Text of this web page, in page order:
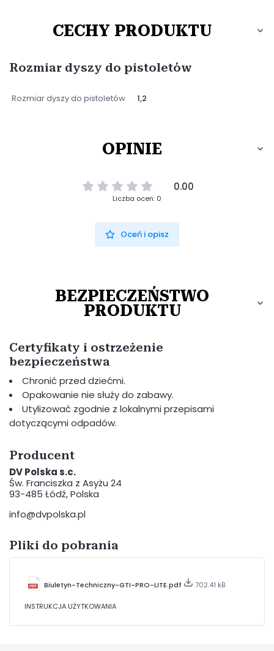
CECHY PRODUKTU
Rozmiar dyszy do pistoletów
Rozmiar dyszy do pistoletów 1,2
OPINIE
0.00
Liczba ocen: 0
Oceń i opisz
BEZPIECZEŃSTWO
PRODUKTU
Certyfikaty i ostrzeżenie
bezpieczeństwa
Chronić przed dziećmi.
Opakowanie nie służy do zabawy.
Utylizować zgodnie z lokalnymi przepisami
dotyczącymi odpadów.
Producent
DV Polska s.c.
Św. Franciszka z Asyżu 24
93-485 Łódź, Polska
info@dvpolska.pl
Pliki do pobrania
Biuletyn-Techniczny-GTI-PRO-LITE.pdf 702.41 kB
INSTRUKCJA UŻYTKOWANIA